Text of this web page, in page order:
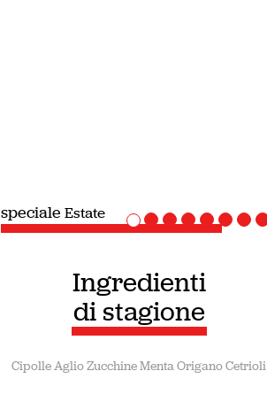
specialeRicette Vegane
Ingredienti
di stagione
CipolleAglioZucchineMentaOriganoCetrioli